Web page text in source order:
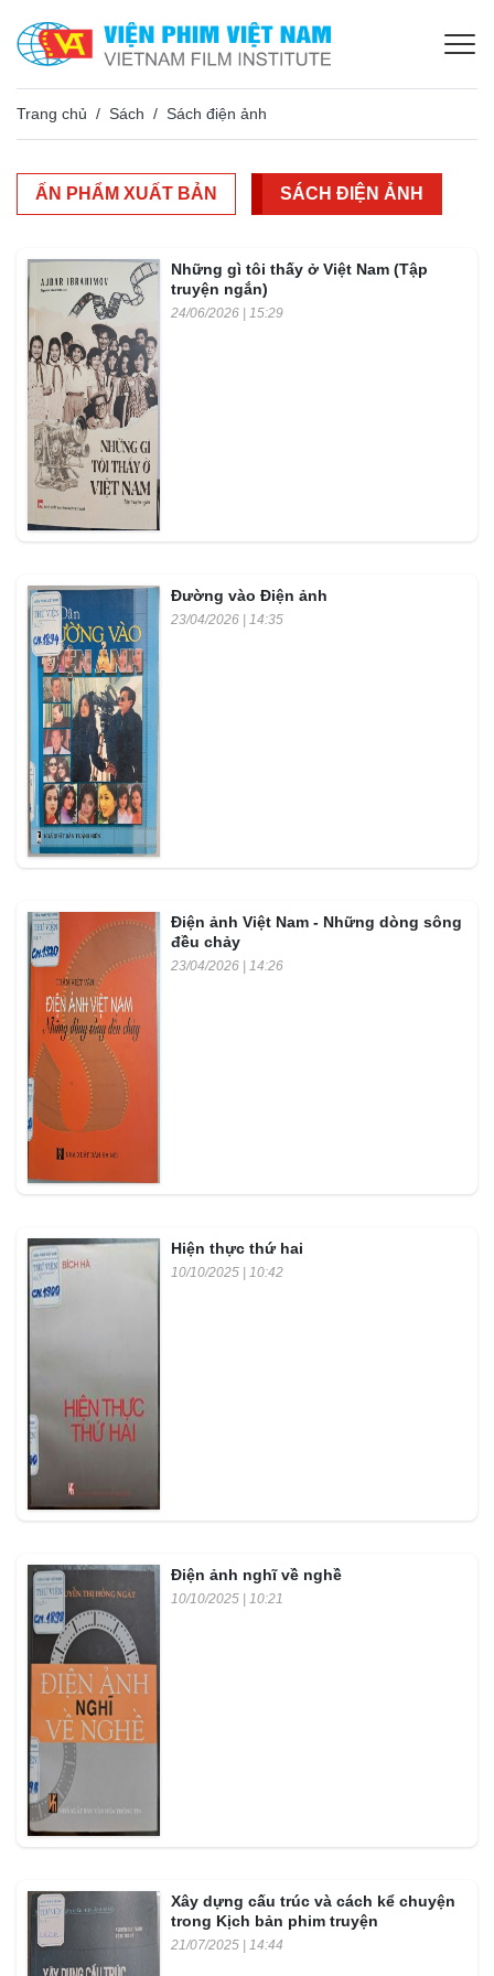
Trang chủ Sách Sách điện ảnh
ẤN PHẨM XUẤT BẢN SÁCH ĐIỆN ẢNH
Những gì tôi thấy ở Việt Nam (Tập
truyện ngắn)
24/06/2026 | 15:29
Đường vào Điện ảnh
23/04/2026 | 14:35
Điện ảnh Việt Nam - Những dòng sông
đều chảy
23/04/2026 | 14:26
Hiện thực thứ hai
10/10/2025 | 10:42
Điện ảnh nghĩ về nghề
10/10/2025 | 10:21
Xây dựng cấu trúc và cách kể chuyện
trong Kịch bản phim truyện
21/07/2025 | 14:44